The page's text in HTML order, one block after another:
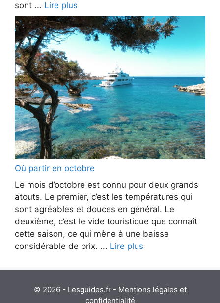
sont ... Lire plus
Où partir en octobre
Le mois d’octobre est connu pour deux grands
atouts. Le premier, c’est les températures qui
sont agréables et douces en général. Le
deuxième, c’est le vide touristique que connaît
cette saison, ce qui mène à une baisse
considérable de prix. ... Lire plus
© 2026 - Lesguides.fr - Mentions légales et
confidentialité